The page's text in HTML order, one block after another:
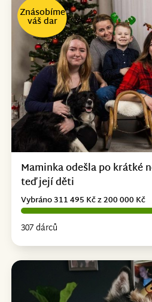
Znásobíme
váš dar
Maminka odešla po krátké
teď její děti
307 dárců
Vybráno 311 495 Kč z 200 000 Kč